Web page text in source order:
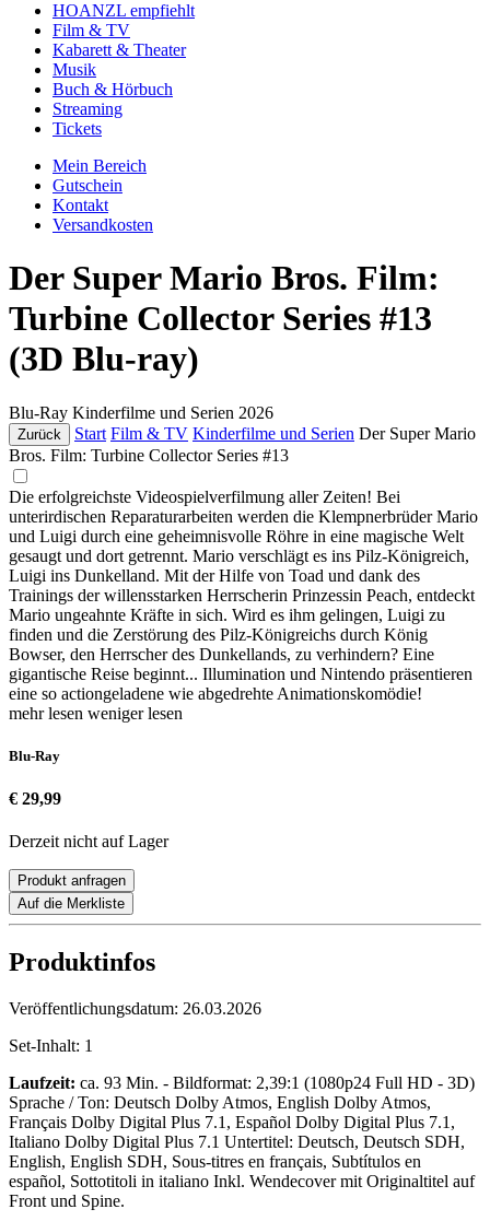
HOANZL empfiehlt
Film & TV
Kabarett & Theater
Musik
Buch & Hörbuch
Streaming
Tickets
Mein Bereich
Gutschein
Kontakt
Versandkosten
Der Super Mario Bros. Film:
Turbine Collector Series #13
(3D Blu-ray)
Blu-Ray Kinderfilme und Serien 2026
Zurück Start Film & TV Kinderfilme und Serien Der Super Mario
Bros. Film: Turbine Collector Series #13
Die erfolgreichste Videospielverfilmung aller Zeiten! Bei
unterirdischen Reparaturarbeiten werden die Klempnerbrüder Mario
und Luigi durch eine geheimnisvolle Röhre in eine magische Welt
gesaugt und dort getrennt. Mario verschlägt es ins Pilz-Königreich,
Luigi ins Dunkelland. Mit der Hilfe von Toad und dank des
Trainings der willensstarken Herrscherin Prinzessin Peach, entdeckt
Mario ungeahnte Kräfte in sich. Wird es ihm gelingen, Luigi zu
finden und die Zerstörung des Pilz-Königreichs durch König
Bowser, den Herrscher des Dunkellands, zu verhindern? Eine
gigantische Reise beginnt... Illumination und Nintendo präsentieren
eine so actiongeladene wie abgedrehte Animationskomödie!
mehr lesen weniger lesen
Blu-Ray
€ 29,99
Derzeit nicht auf Lager
Produkt anfragen
Auf die Merkliste
Produktinfos
Veröffentlichungsdatum: 26.03.2026
Set-Inhalt: 1
Laufzeit: ca. 93 Min. - Bildformat: 2,39:1 (1080p24 Full HD - 3D)
Sprache / Ton: Deutsch Dolby Atmos, English Dolby Atmos,
Français Dolby Digital Plus 7.1, Español Dolby Digital Plus 7.1,
Italiano Dolby Digital Plus 7.1 Untertitel: Deutsch, Deutsch SDH,
English, English SDH, Sous-titres en français, Subtítulos en
español, Sottotitoli in italiano Inkl. Wendecover mit Originaltitel auf
Front und Spine.